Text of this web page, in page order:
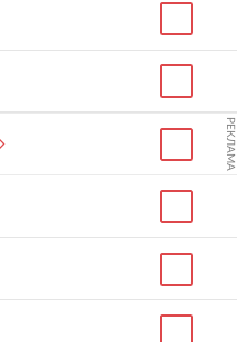
РЕКЛАМА